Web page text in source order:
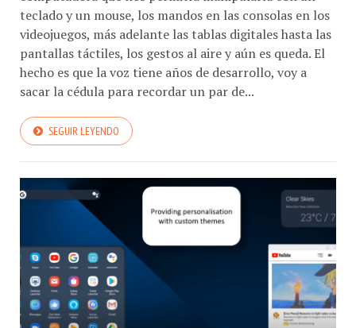
teclado y un mouse, los mandos en las consolas en los
videojuegos, más adelante las tablas digitales hasta las
pantallas táctiles, los gestos al aire y aún es queda. El
hecho es que la voz tiene años de desarrollo, voy a
sacar la cédula para recordar un par de...
SEGUIR LEYENDO